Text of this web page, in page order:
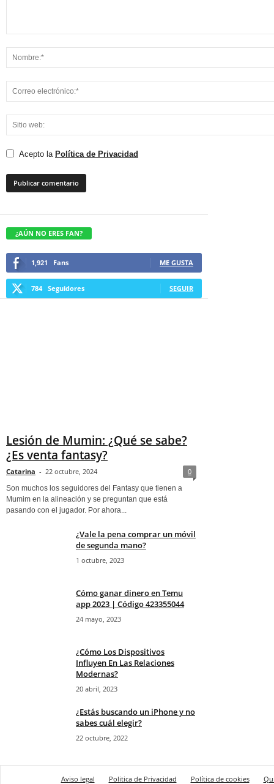
Acepto la Política de Privacidad
¿AÚN NO ERES FAN?
1,921 Fans ME GUSTA
784 Seguidores SEGUIR
Lesión de Mumin: ¿Qué se sabe?
¿Es venta fantasy?
Catarina - 22 octubre, 2024 0
Son muchos los seguidores del Fantasy que tienen a
Mumim en la alineación y se preguntan que está
pasando con el jugador. Por ahora...
¿Vale la pena comprar un móvil
de segunda mano?
1 octubre, 2023
Cómo ganar dinero en Temu
app 2023 | Código 423355044
24 mayo, 2023
¿Cómo Los Dispositivos
Influyen En Las Relaciones
Modernas?
20 abril, 2023
¿Estás buscando un iPhone y no
sabes cuál elegir?
22 octubre, 2022
Aviso legal Politica de Privacidad Política de cookies